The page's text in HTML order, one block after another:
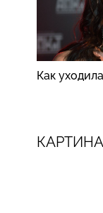
Как